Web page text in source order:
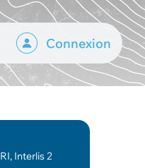
Connexion
Interlis 2